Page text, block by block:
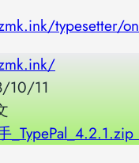
typesetter/
10/11